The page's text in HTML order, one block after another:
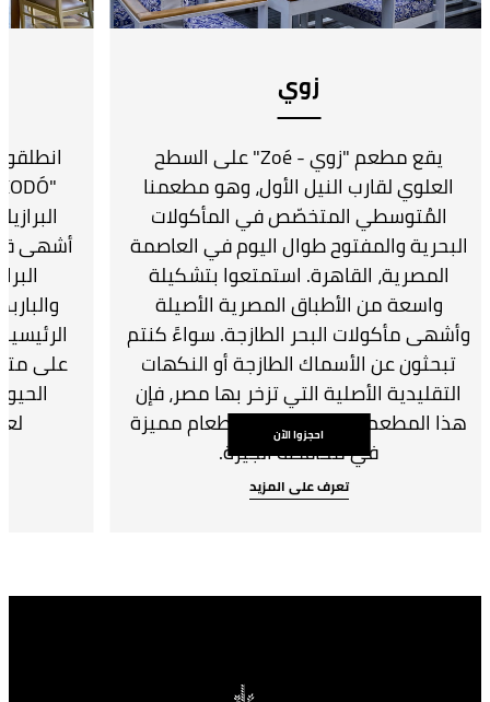
زوي
يقع مطعم "زوي - Zoé" على السطح
العلوي لقارب النيل الأول، وهو مطعمنا
المُتوسطي المتخصّص في المأكولات
البحرية والمفتوح طوال اليوم في العاصمة
المصرية، القاهرة. استمتعوا بتشكيلة
واسعة من الأطباق المصرية الأصيلة
وأشهى مأكولات البحر الطازجة. سواءً كنتم
تبحثون عن الأسماك الطازجة أو النكهات
التقليدية الأصلية التي تزخر بها مصر، فإن
هذا المطعم يُقدّم لكم تجربة طعام مميزة
في محافظة الجيزة.
احجزوا الآن
تعرف على المزيد
أشهى
على متن